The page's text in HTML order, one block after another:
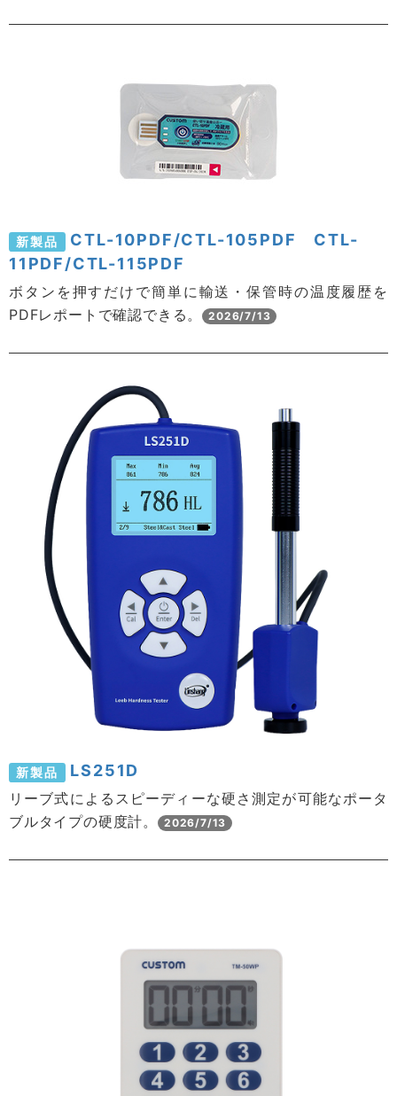
新製品
CTL-10PDF/CTL-105PDF CTL-
11PDF/CTL-115PDF
ボタンを押すだけで簡単に輸送・保管時の温度履歴を
PDFレポートで確認できる。 2026/7/13
新製品 LS251D
リーブ式によるスピーディーな硬さ測定が可能なポータ
ブルタイプの硬度計。
2026/7/13